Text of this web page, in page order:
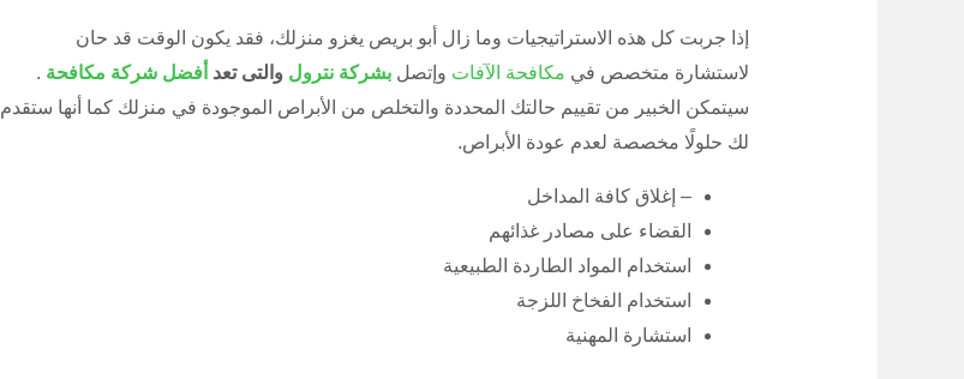
إذا جربت كل هذه الاستراتيجيات وما زال أبو بريص يغزو منزلك، فقد يكون الوقت قد حان
لاستشارة متخصص في مكافحة الآفات وإتصل بشركة نترول والتى تعد أفضل شركة مكافحة .
سيتمكن الخبير من تقييم حالتك المحددة والتخلص من الأبراص الموجودة في منزلك كما أنها ستقدم
لك حلولًا مخصصة لعدم عودة الأبراص.
– إغلاق كافة المداخل
القضاء على مصادر غذائهم
استخدام المواد الطاردة الطبيعية
استخدام الفخاخ اللزجة
استشارة المهنية